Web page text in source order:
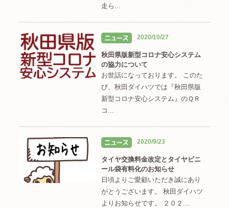
走ら...
2020/10/27
秋田県版新型コロナ安心システム
の協力について
お世話になっております。 このた
び、秋田ダイハツでは『秋田県版
新型コロナ安心システム』のＱＲ
コ...
2020/9/23
タイヤ交換料金改定とタイヤビニ
ール袋有料化のお知らせ
日頃よりご愛顧いただき誠にあり
がとうございます。 秋田ダイハツ
よりお知らせです。 ２０２...